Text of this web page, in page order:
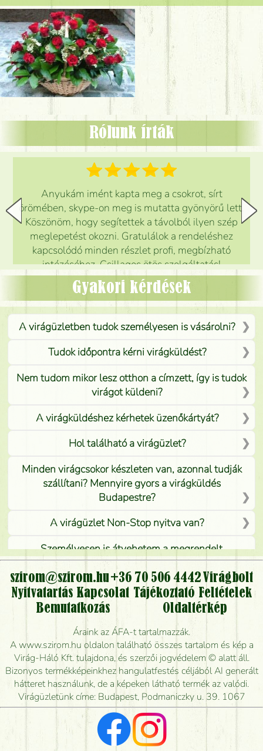
Rólunk írták
Anyukám imént kapta meg a csokrot, sírt
örömében, skype-on meg is mutatta gyönyörű lett.
Köszönöm, hogy segítettek a távolból ilyen szép
meglepetést okozni. Gratulálok a rendeléshez
kapcsolódó minden részlet profi, megbízható
intézéséhez. Csillagos ötös szolgáltatás!
Mónika
Gyakori kérdések
A virágüzletben tudok személyesen is vásárolni?
Tudok időpontra kérni virágküldést?
Nem tudom mikor lesz otthon a címzett, így is tudok
virágot küldeni?
A virágküldéshez kérhetek üzenőkártyát?
Hol található a virágüzlet?
Minden virágcsokor készleten van, azonnal tudják
szállítani? Mennyire gyors a virágküldés
Budapestre?
A virágüzlet Non-Stop nyitva van?
Személyesen is átvehetem a megrendelt
virágcsokrot, vagy csak virágküldéssel, kiszállítással
kérhető?
Vidékre is lehet rendelni?
Meddig rendelhetek virágküldést úgy, hogy még ma
kiszállítsák?
Mennyire gyorsan tudják elkészíteni a csokrot, és
mikor tudják leghamarabb kiszállítani?
Vörös rózsát keresek, van önöknél?
Milyen visszajelzést kapok a virágküldésről?
szirom@szirom.hu+36 70 506 4442 Virágbolt
Nyitvatartás Kapcsolat Tájékoztató Feltételek
Bemutatkozás
Oldaltérkép
Áraink az ÁFA-t tartalmazzák.
A www.szirom.hu oldalon található összes tartalom és kép a
Virág-Háló Kft. tulajdona, és szerzői jogvédelem © alatt áll.
Bizonyos termékképeinkhez hangulatfestés céljából AI generált
hátteret használunk, de a képeken látható termék az valódi.
Virágüzletünk címe: Budapest, Podmaniczky u. 39. 1067